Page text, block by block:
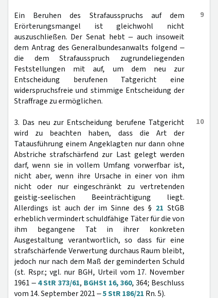
9
Ein Beruhen des Strafausspruchs auf dem
Erörterungsmangel ist gleichwohl nicht
auszuschließen. Der Senat hebt ‒ auch insoweit
dem Antrag des Generalbundesanwalts folgend ‒
die dem Strafausspruch zugrundeliegenden
Feststellungen mit auf, um dem neu zur
Entscheidung berufenen Tatgericht eine
widerspruchsfreie und stimmige Entscheidung der
Straffrage zu ermöglichen.
10
3. Das neu zur Entscheidung berufene Tatgericht
wird zu beachten haben, dass die Art der
Tatausführung einem Angeklagten nur dann ohne
Abstriche strafschärfend zur Last gelegt werden
darf, wenn sie in vollem Umfang vorwerfbar ist,
nicht aber, wenn ihre Ursache in einer von ihm
nicht oder nur eingeschränkt zu vertretenden
geistig-seelischen Beeinträchtigung liegt.
Allerdings ist auch der im Sinne des § 21 StGB
erheblich vermindert schuldfähige Täter für die von
ihm begangene Tat in ihrer konkreten
Ausgestaltung verantwortlich, so dass für eine
strafschärfende Verwertung durchaus Raum bleibt,
jedoch nur nach dem Maß der geminderten Schuld
(st. Rspr.; vgl. nur BGH, Urteil vom 17. November
1961 ‒4 StR 373/61, BGHSt 16, 360, 364; Beschluss
vom 14. September 2021 ‒5 StR 186/21 Rn. 5).